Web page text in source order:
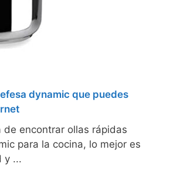
dynamic que puedes
de encontrar ollas rápidas
para la cocina, lo mejor es
y ...